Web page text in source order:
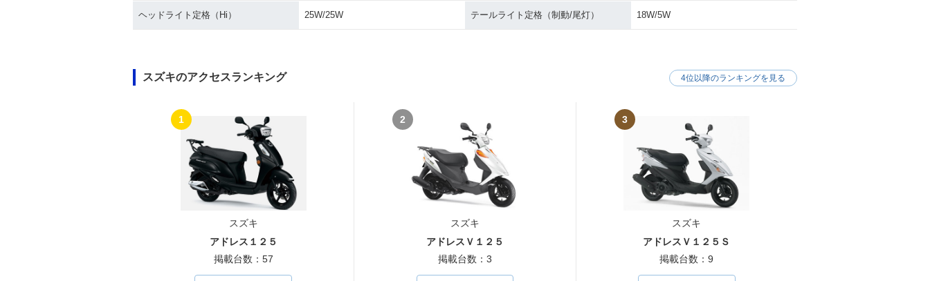
ヘッドライト定格（Hi） 25W/25W テールライト定格（制動/尾灯） 18W/5W
スズキのアクセスランキング
1
スズキ
アドレス１２５
掲載台数：57
2
スズキ
アドレスＶ１２５
掲載台数：3
3
スズキ
アドレスＶ１２５Ｓ
掲載台数：9
4位以降のランキングを見る